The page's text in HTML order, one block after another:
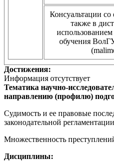
Консуальтации со
также в
обучения
Достижения:
Информация отсутствует
Тематика научно-
направлению (профилю)
Судимость и ее правовые
законодательной
Множественность
Дисциплины: